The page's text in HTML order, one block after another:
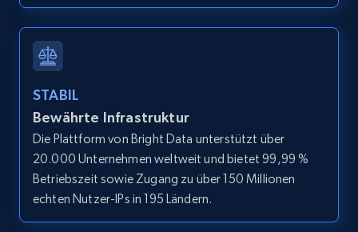
Etsy - Collect data on products using
specified keywords
URL, Product id, Listing inventory id, Title, Rating,
Reviews count shop, Reviews count item, Initial
price, and more.
STABIL
Bewährte Infrastruktur
Die Plattform von Bright Data unterstützt über
20.000 Unternehmen weltweit und bietet 99,99 %
Betriebszeit sowie Zugang zu über 150 Millionen
echten Nutzer-IPs in 195 Ländern.